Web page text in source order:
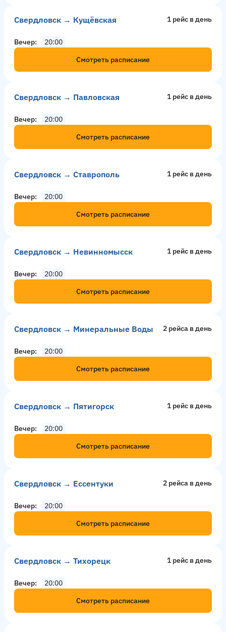
Свердловск → Кущёвская 1 рейс в день
Вечер
20:00
Смотреть расписание
Свердловск → Павловская 1 рейс в день
Вечер
20:00
Смотреть расписание
Свердловск → Ставрополь 1 рейс в день
Вечер
20:00
Смотреть расписание
Свердловск → Невинномысск 1 рейс в день
Вечер
20:00
Смотреть расписание
Свердловск → Минеральные Воды 2 рейсa в день
Вечер
20:00
Смотреть расписание
Свердловск → Пятигорск 1 рейс в день
Вечер
20:00
Смотреть расписание
Свердловск → Ессентуки 2 рейсa в день
Вечер
20:00
Смотреть расписание
Свердловск → Тихорецк 1 рейс в день
Вечер
20:00
Смотреть расписание